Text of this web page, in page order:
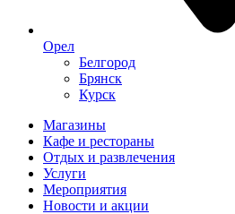
Орел
Белгород
Брянск
Курск
Магазины
Кафе и рестораны
Отдых и развлечения
Услуги
Мероприятия
Новости и акции